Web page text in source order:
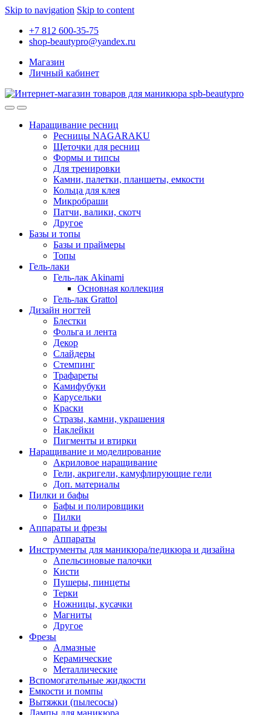
Skip to navigation Skip to content
+7 812 600-35-75
shop-beautypro@yandex.ru
Магазин
Личный кабинет
Наращивание ресниц
Ресницы NAGARAKU
Щеточки для ресниц
Формы и типсы
Для тренировки
Камни, палетки, планшеты, емкости
Кольца для клея
Микробраши
Патчи, валики, скотч
Другое
Базы и топы
Базы и праймеры
Топы
Гель-лаки
Гель-лак Akinami
Основная коллекция
Гель-лак Grattol
Дизайн ногтей
Блестки
Фольга и лента
Декор
Слайдеры
Стемпинг
Трафареты
Камифубуки
Карусельки
Краски
Стразы, камни, украшения
Наклейки
Пигменты и втирки
Наращивание и моделирование
Акриловое наращивание
Гели, акригели, камуфлирующие гели
Доп. материалы
Пилки и бафы
Бафы и полировщики
Пилки
Аппараты и фрезы
Аппараты
Инструменты для маникюра/педикюра и дизайна
Апельсиновые палочки
Кисти
Пушеры, пинцеты
Терки
Ножницы, кусачки
Магниты
Другое
Фрезы
Алмазные
Керамические
Металлические
Вспомогательные жидкости
Емкости и помпы
Вытяжки (пылесосы)
Лампы для маникюра